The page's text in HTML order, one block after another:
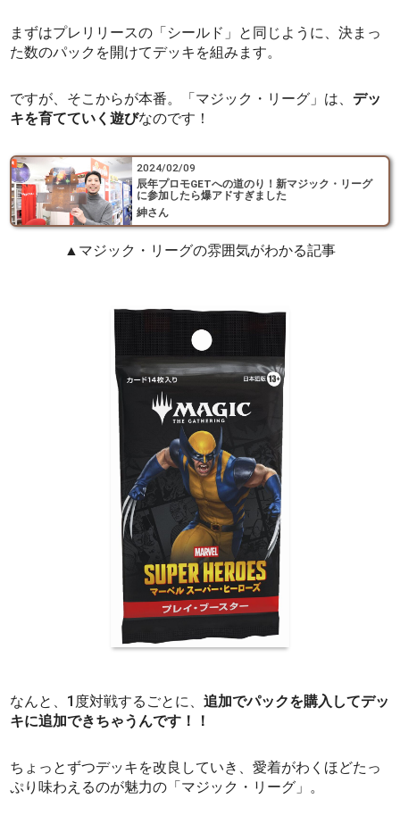
まずはプレリリースの「シールド」と同じように、決まっ
た数のパックを開けてデッキを組みます。
ですが、そこからが本番。「マジック・リーグ」は、 デッ
キを育てていく遊びなのです！
2024/02/09
辰年プロモGETへの道のり！新マジック・リーグ
に参加したら爆アドすぎました
紳さん
▲マジック・リーグの雰囲気がわかる記事
なんと、1度対戦するごとに、追加でパックを購入してデッ
キに追加できちゃうんです！！
ちょっとずつデッキを改良していき、愛着がわくほどたっ
ぷり味わえるのが魅力の「マジック・リーグ」。